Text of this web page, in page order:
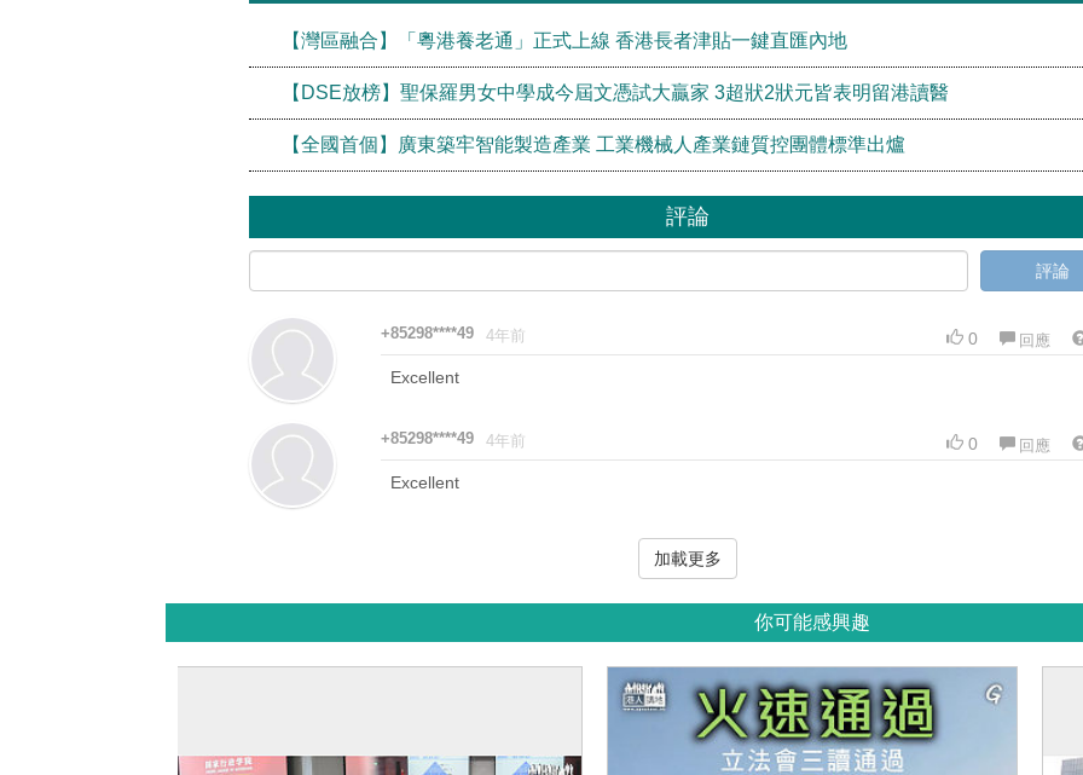
【灣區融合】「粵港養老通」正式上線 香港長者津貼一鍵直匯內地
【DSE放榜】聖保羅男女中學成今屆文憑試大贏家 3超狀2狀元皆表明留港讀醫
【全國首個】廣東築牢智能製造產業 工業機械人產業鏈質控團體標準出爐
評論
評論
+85298****49 4年前 0 回應
Excellent
+85298****49 4年前 0 回應
Excellent
加載更多
你可能感興趣